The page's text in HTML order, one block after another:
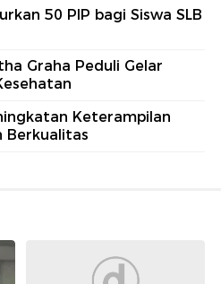
50 PIP bagi Siswa SLB
Graha Peduli Gelar
Keterampilan
Berkualitas